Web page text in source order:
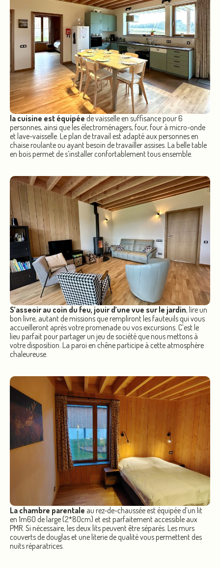
la cuisine est équipée de vaisselle en suffisance pour 6
personnes, ainsi que les électroménagers, four, four à micro-onde
et lave-vaisselle. Le plan de travail est adapté aux personnes en
chaise roulante ou ayant besoin de travailler assises. La belle table
en bois permet de s’installer confortablement tous ensemble.
S’asseoir au coin du feu, jouir d’une vue sur le jardin, lire un
bon livre, autant de missions que rempliront les fauteuils qui vous
accueilleront après votre promenade ou vos excursions. C’est le
lieu parfait pour partager un jeu de société que nous mettons à
votre disposition. La paroi en chêne participe à cette atmosphère
chaleureuse.
La chambre parentale au rez-de-chaussée est équipée d’un lit
en 1m60 de large (2*80cm) et est parfaitement accessible aux
PMR. Si nécessaire, les deux lits peuvent être séparés. Les murs
couverts de douglas et une literie de qualité vous permettent des
nuits réparatrices.